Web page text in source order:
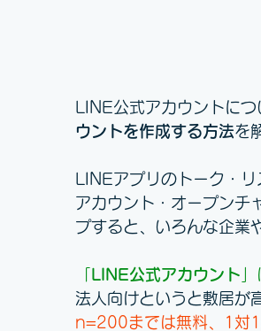
LINE公式アカウントに
ウントを作成する方法を
LINEアプリのトーク・
アカウント・オープンチ
プすると、いろんな企業
LINE公式アカウント
法人向けというと敷居が
n=200までは無料、1対1